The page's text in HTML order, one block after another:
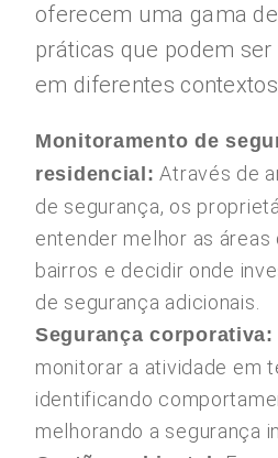
oferecem uma gama
práticas que podem
em diferentes
Monitoramento de
residencial: Através de
de segurança, os
entender melhor as
bairros e decidir onde
de segurança adicionais.
Segurança corporativa:
monitorar a atividade em
identificando
melhorando a segurança